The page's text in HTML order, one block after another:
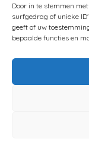
Door in te stemmen
surfgedrag of unieke
geeft of uw
bepaalde functies en
duurzaam
huishouden